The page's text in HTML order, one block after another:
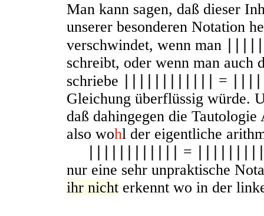
Man kann sagen, daß dieser
unserer besonderen Notation
verschwindet, wenn man
schreibt, oder wenn man auch
schriebe
∣∣∣∣∣∣∣∣∣∣∣∣ =
Gleichung überflüssig würde.
daß dahingegen die
also wohl der eigentliche
∣∣∣∣∣∣∣∣∣∣∣∣ =
nur eine sehr unpraktische
ihr nicht erkennt wo in der